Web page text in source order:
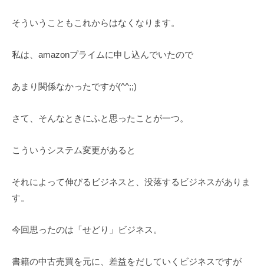
a
a
そういうこともこれからはなくなります。
私は、amazonプライムに申し込んでいたので
あまり関係なかったですが(^^;;)
さて、そんなときにふと思ったことが一つ。
こういうシステム変更があると
それによって伸びるビジネスと、没落するビジネスがありま
す。
今回思ったのは「せどり」ビジネス。
書籍の中古売買を元に、差益をだしていくビジネスですが